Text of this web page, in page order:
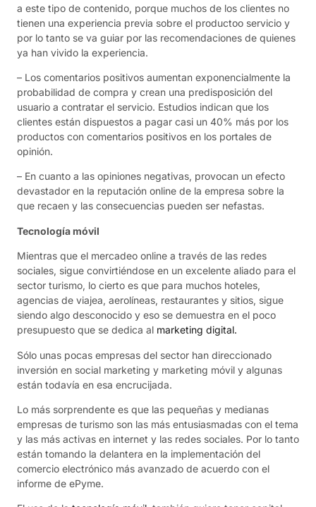
a este tipo de contenido, porque muchos de los clientes no
tienen una experiencia previa sobre el productoo servicio y
por lo tanto se va guiar por las recomendaciones de quienes
ya han vivido la experiencia.
– Los comentarios positivos aumentan exponencialmente la
probabilidad de compra y crean una predisposición del
usuario a contratar el servicio. Estudios indican que los
clientes están dispuestos a pagar casi un 40% más por los
productos con comentarios positivos en los portales de
opinión.
– En cuanto a las opiniones negativas, provocan un efecto
devastador en la reputación online de la empresa sobre la
que recaen y las consecuencias pueden ser nefastas.
Tecnología móvil
Mientras que el mercadeo online a través de las redes
sociales, sigue convirtiéndose en un excelente aliado para el
sector turismo, lo cierto es que para muchos hoteles,
agencias de viajea, aerolíneas, restaurantes y sitios, sigue
siendo algo desconocido y eso se demuestra en el poco
presupuesto que se dedica al marketing digital.
Sólo unas pocas empresas del sector han direccionado
inversión en social marketing y marketing móvil y algunas
están todavía en esa encrucijada.
Lo más sorprendente es que las pequeñas y medianas
empresas de turismo son las más entusiasmadas con el tema
y las más activas en internet y las redes sociales. Por lo tanto
están tomando la delantera en la implementación del
comercio electrónico más avanzado de acuerdo con el
informe de ePyme.